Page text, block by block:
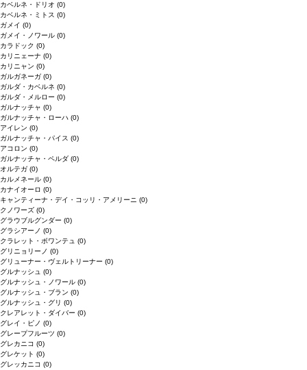
カベルネ・ドリオ (0)
カベルネ・ミトス (0)
ガメイ (0)
ガメイ・ノワール (0)
カラドック (0)
カリニェーナ (0)
カリニャン (0)
ガルガネーガ (0)
ガルダ・カベルネ (0)
ガルダ・メルロー (0)
ガルナッチャ (0)
ガルナッチャ・ローハ (0)
アイレン (0)
ガルナッチャ・パイス (0)
アコロン (0)
ガルナッチャ・ペルダ (0)
オルテガ (0)
カルメネール (0)
カナイオーロ (0)
キャンティーナ・デイ・コッリ・アメリーニ (0)
クノワーズ (0)
グラウブルグンダー (0)
グラシアーノ (0)
クラレット・ボワンテュ (0)
グリニョリーノ (0)
グリューナー・ヴェルトリーナー (0)
グルナッシュ (0)
グルナッシュ・ノワール (0)
グルナッシュ・ブラン (0)
グルナッシュ・グリ (0)
クレアレット・ダイバー (0)
グレイ・ピノ (0)
グレープフルーツ (0)
グレカニコ (0)
グレケット (0)
グレッカニコ (0)